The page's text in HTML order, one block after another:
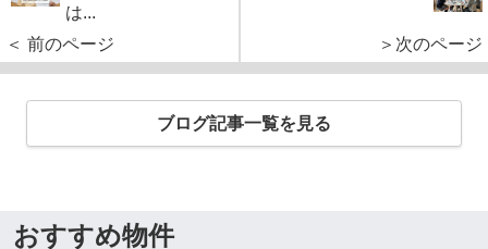
は...
＜ 前のページ
＞次のページ
ブログ記事一覧を見る
おすすめ物件